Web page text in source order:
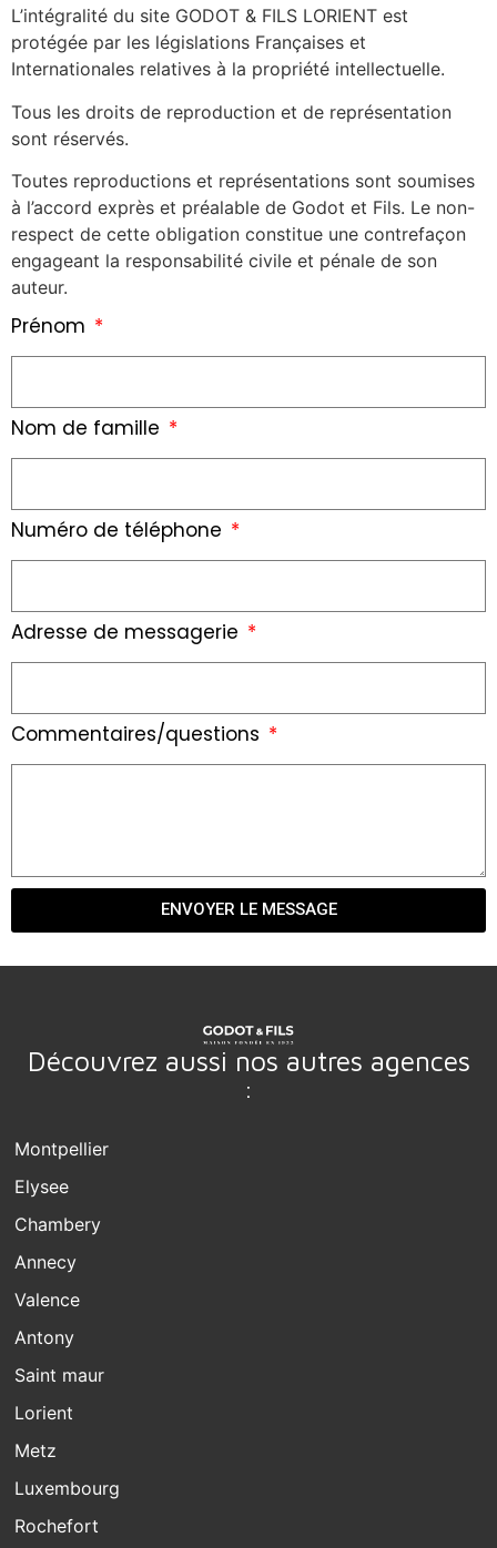
L’intégralité du site GODOT & FILS LORIENT est
protégée par les législations Françaises et
Internationales relatives à la propriété intellectuelle.
Tous les droits de reproduction et de représentation
sont réservés.
Toutes reproductions et représentations sont soumises
à l’accord exprès et préalable de Godot et Fils. Le non-
respect de cette obligation constitue une contrefaçon
engageant la responsabilité civile et pénale de son
auteur.
Prénom
Nom de famille
Numéro de téléphone
Adresse de messagerie
Commentaires/questions
ENVOYER LE MESSAGE
Découvrez aussi nos autres agences
:
Montpellier
Elysee
Chambery
Annecy
Valence
Antony
Saint maur
Lorient
Metz
Luxembourg
Rochefort